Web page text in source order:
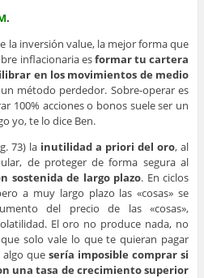
.
la inversión value, la mejor forma que
inflacionaria esformar tu cartera
en los movimientos de medio
método perdedor. Sobre-operar es
100% acciones o bonos suele ser un
yo, te lo dice Ben.
73) la inutilidad a priori del oro, al
de proteger de forma segura al
sostenida de largo plazo. En ciclos
a muy largo plazo las «cosas» se
del precio de las «cosas»,
El oro no produce nada, no
solo vale lo que te quieran pagar
algo quesería imposible comprar si
una tasa de crecimiento superior